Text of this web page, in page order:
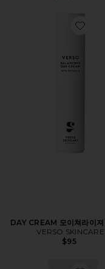
DAY CREAM 모이쳐라이
VERSO SKINCARE
$95